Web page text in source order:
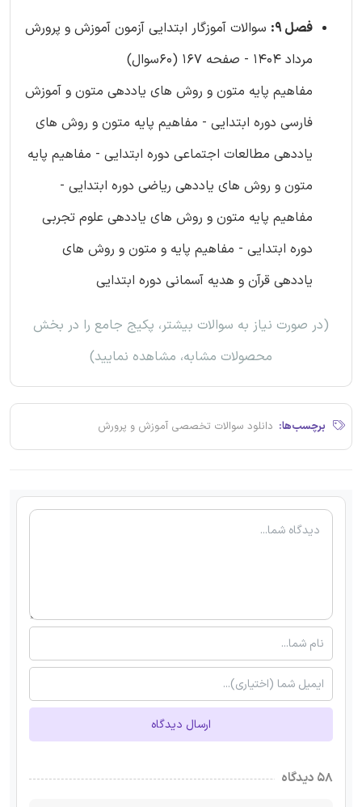
فصل 9:
سوالات آموزگار ابتدایی آزمون آموزش و پرورش
مرداد 1404 - صفحه 167 (60سوال)
مفاهیم پایه متون و روش های یاددهی متون و آموزش
فارسی دوره ابتدایی - مفاهیم پایه متون و روش های
یاددهی مطالعات اجتماعی دوره ابتدایی - مفاهیم پایه
متون و روش های یاددهی ریاضی دوره ابتدایی -
مفاهیم پایه متون و روش های یاددهی علوم تجربی
دوره ابتدایی - مفاهیم پایه و متون و روش های
یاددهی قرآن و هدیه آسمانی دوره ابتدایی
(در صورت نیاز به سوالات بیشتر، پکیج جامع را در بخش
محصولات مشابه، مشاهده نمایید)
برچسب‌ها: دانلود سوالات تخصصی آموزش و پرورش
ارسال دیدگاه
۵۸ دیدگاه